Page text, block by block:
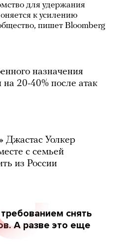
для удержания
к усилению
пишет Bloomberg
назначения
20-40% после атак
Джастас Уолкер
с семьей
из России
снять
А разве это еще